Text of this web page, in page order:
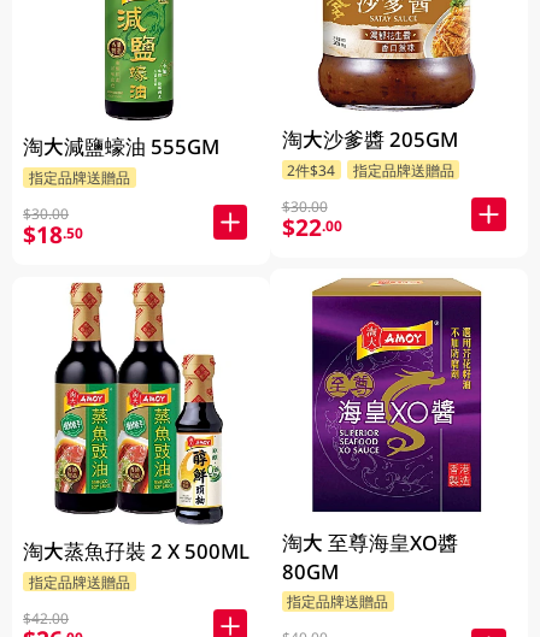
淘大減鹽蠔油 555GM
指定品牌送贈品
$30.00
$18.50
淘大蒸魚孖裝 2 X 500ML
指定品牌送贈品
$42.00
淘大沙爹醬 205GM
2件$34
指定品牌送贈品
$30.00
$22.00
淘大 至尊海皇XO醬
80GM
指定品牌送贈品